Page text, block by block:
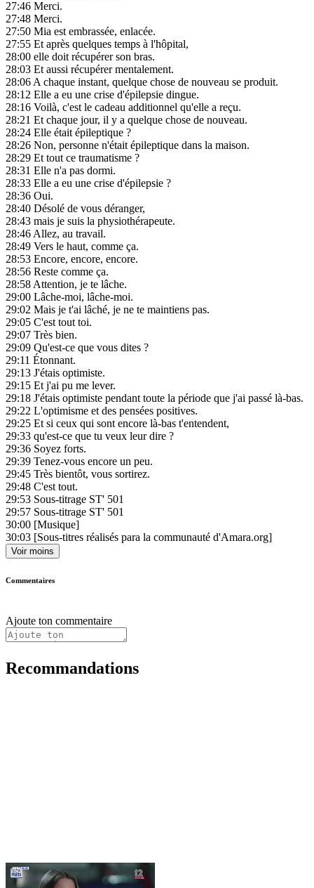
27:46 Merci.
27:48 Merci.
27:50 Mia est embrassée, enlacée.
27:55 Et après quelques temps à l'hôpital,
28:00 elle doit récupérer son bras.
28:03 Et aussi récupérer mentalement.
28:06A chaque instant, quelque chose de nouveau se produit.
28:12 Elle a eu une crise d'épilepsie dingue.
28:16 Voilà, c'est le cadeau additionnel qu'elle a reçu.
28:21 Et chaque jour, il y a quelque chose de nouveau.
28:24 Elle était épileptique ?
28:26 Non, personne n'était épileptique dans la maison.
28:29 Et tout ce traumatisme ?
28:31 Elle n'a pas dormi.
28:33 Elle a eu une crise d'épilepsie ?
28:36 Oui.
28:40 Désolé de vous déranger,
28:43 mais je suis la physiothérapeute.
28:46Allez, au travail.
28:49 Vers le haut, comme ça.
28:53 Encore, encore, encore.
28:56 Reste comme ça.
28:58Attention, je te lâche.
29:00 Lâche-moi, lâche-moi.
29:02 Mais je t'ai lâché, je ne te maintiens pas.
29:05 C'est tout toi.
29:07 Très bien.
29:09 Qu'est-ce que vous dites ?
29:11 Étonnant.
29:13 J'étais optimiste.
29:15 Et j'ai pu me lever.
29:18 J'étais optimiste pendant toute la période que j'ai passé là-bas.
29:22 L'optimisme et des pensées positives.
29:25 Et si ceux qui sont encore là-bas t'entendent,
29:33 qu'est-ce que tu veux leur dire ?
29:36 Soyez forts.
29:39 Tenez-vous encore un peu.
29:45 Très bientôt, vous sortirez.
29:48 C'est tout.
29:53 Sous-titrage ST' 501
29:57 Sous-titrage ST' 501
30:00 [Musique]
30:03 [Sous-titres réalisés para la communauté d'Amara.org]
Voir moins
Commentaires
Ajoute ton commentaire
Recommandations